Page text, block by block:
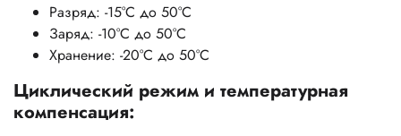
Разряд: -15°C до 50°C
Заряд: -10°C до 50°C
Хранение: -20°C до 50°C
Циклический режим и температурная
компенсация: